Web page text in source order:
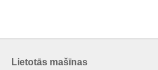
Lietotās mašīnas